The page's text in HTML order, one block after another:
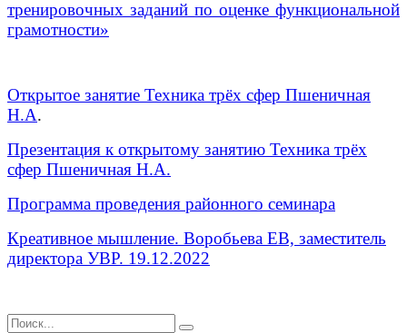
тренировочных заданий по оценке функциональной
грамотности»
Открытое занятие Техника трёх сфер Пшеничная
Н.А.
Презентация к открытому занятию Техника трёх
сфер Пшеничная Н.А.
Программа проведения районного семинара
Креативное мышление. Воробьева ЕВ, заместитель
директора УВР. 19.12.2022